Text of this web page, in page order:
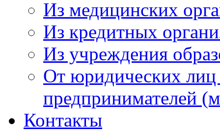
Из медицинских
Из кредитных
Из учреждения
От юридических
предпринимателей
Контакты